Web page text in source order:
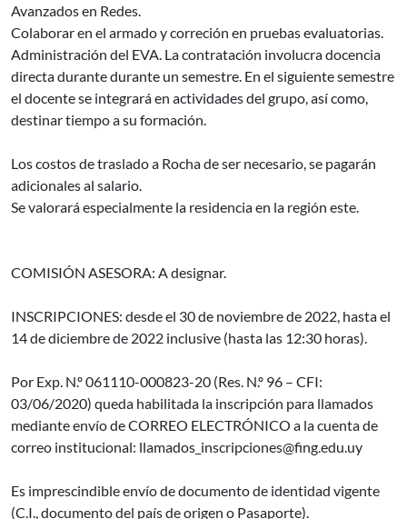
Avanzados en Redes.
Colaborar en el armado y correción en pruebas evaluatorias.
Administración del EVA. La contratación involucra docencia
directa durante durante un semestre. En el siguiente semestre
el docente se integrará en actividades del grupo, así como,
destinar tiempo a su formación.
Los costos de traslado a Rocha de ser necesario, se pagarán
adicionales al salario.
Se valorará especialmente la residencia en la región este.
COMISIÓN ASESORA: A designar.
INSCRIPCIONES: desde el 30 de noviembre de 2022, hasta el
14 de diciembre de 2022 inclusive (hasta las 12:30 horas).
Por Exp. N.º 061110-000823-20 (Res. N.º 96 – CFI:
03/06/2020) queda habilitada la inscripción para llamados
mediante envío de CORREO ELECTRÓNICO a la cuenta de
correo institucional: llamados_inscripciones@fing.edu.uy
Es imprescindible envío de documento de identidad vigente
(C.I., documento del país de origen o Pasaporte).